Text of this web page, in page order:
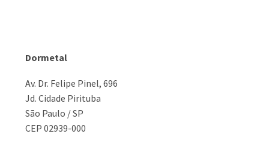
Dormetal
Av. Dr. Felipe Pinel, 696
Jd. Cidade Pirituba
São Paulo / SP
CEP 02939-000